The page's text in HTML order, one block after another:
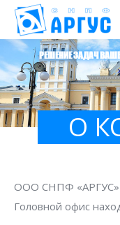
РЕШЕНИЕ ЗАДАЧ
О
ООО СНПФ «АРГУС»
Головной офис